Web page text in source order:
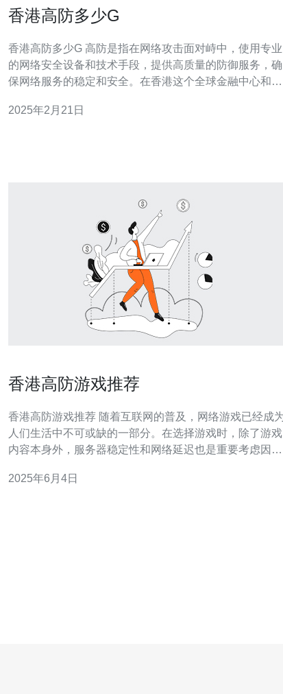
香港高防多少G
香港高防多少G 高防是指在网络攻击面对峙中，使用专业
的网络安全设备和技术手段，提供高质量的防御服务，确
保网络服务的稳定和安全。在香港这个全球金融中心和互
网络威胁的不断增加，香港的高防市场也日益壮大。香港
2025年2月21日
香港高防游戏推荐
香港高防游戏推荐 随着互联网的普及，网络游戏已经成为
人们生活中不可或缺的一部分。在选择游戏时，除了游戏
内容本身外，服务器稳定性和网络延迟也是重要考虑因
够提供更加稳定的游戏体验。下面将为大家推荐几款香港
2025年6月4日